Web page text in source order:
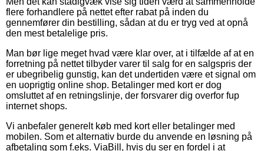
flere forhandlere på nettet efter rabat på inden du
gennemfører din bestilling, sådan at du er tryg ved at opnå
den mest betalelige pris.
Man bør lige meget hvad være klar over, at i tilfælde af at en
forretning på nettet tilbyder varer til salg for en salgspris der
er ubegribelig gunstig, kan det undertiden være et signal om
en uoprigtig online shop. Betalinger med kort er dog
omsluttet af en retningslinje, der forsvarer dig overfor fup
internet shops.
Vi anbefaler generelt køb med kort eller betalinger med
mobilen. Som et alternativ burde du anvende en løsning på
afbetaling som f.eks. ViaBill, hvis du ser en fordel i at